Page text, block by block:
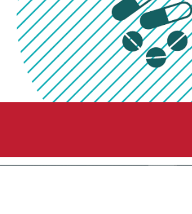
Ikke-beskæftigede med handicap